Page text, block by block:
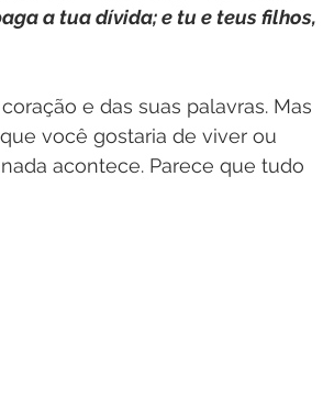
a tua dívida; e tu e teus filhos,
e das suas palavras. Mas
você gostaria de viver ou
acontece. Parece que tudo